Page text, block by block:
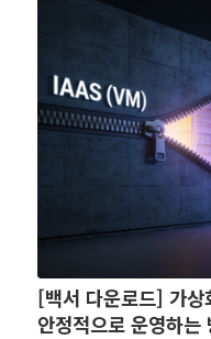
[백서 다운로드] 가상
안정적으로 운영하는